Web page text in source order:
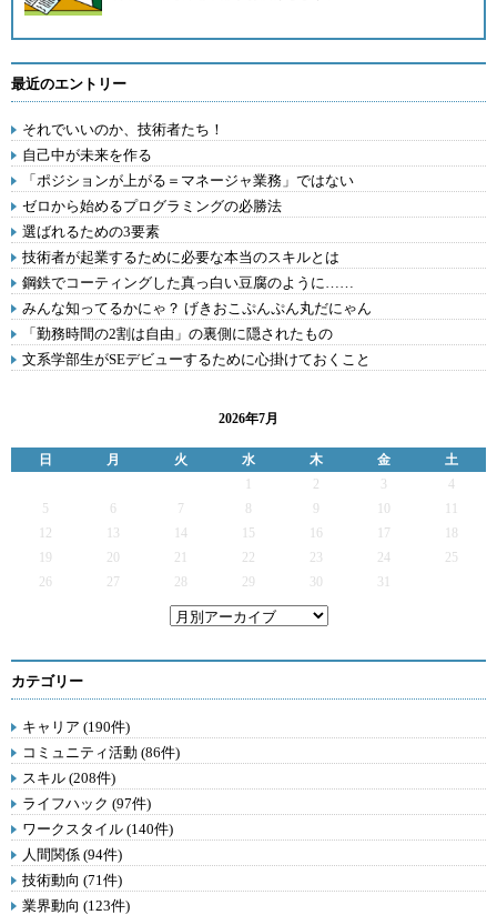
最近のエントリー
それでいいのか、技術者たち！
自己中が未来を作る
「ポジションが上がる＝マネージャ業務」ではない
ゼロから始めるプログラミングの必勝法
選ばれるための3要素
技術者が起業するために必要な本当のスキルとは
鋼鉄でコーティングした真っ白い豆腐のように……
みんな知ってるかにゃ？ げきおこぷんぷん丸だにゃん
「勤務時間の2割は自由」の裏側に隠されたもの
文系学部生がSEデビューするために心掛けておくこと
2026年7月
日 月 火 水 木 金
土
2 3
4
5
6 7 9
12
13 14 15 16 17
19
20 21 22 23 24
25
26
27 28 29 30 31
カテゴリー
キャリア (190件)
コミュニティ活動 (86件)
スキル (208件)
ライフハック (97件)
ワークスタイル (140件)
人間関係 (94件)
技術動向 (71件)
業界動向 (123件)